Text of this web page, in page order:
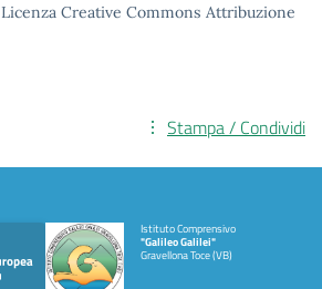
Licenza Creative Commons Attribuzione
Stampa / Condividi
Istituto Comprensivo
"Galileo Galilei"
Gravellona Toce (VB)